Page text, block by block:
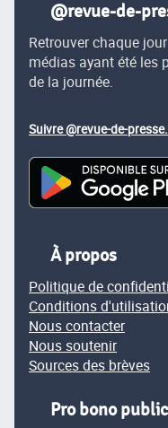
@revue-de-
Retrouver chaque
médias ayant été les
de la journée.
Suivre @revue-de-
À propos
Politique de
Conditions
Nous contacter
Nous soutenir
Sources des brèves
Pro bono